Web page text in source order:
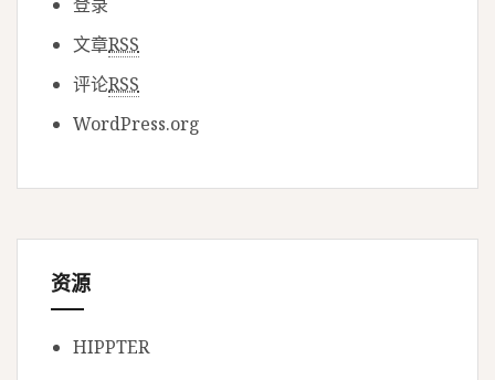
文章RSS
评论RSS
WordPress.org
资源
HIPPTER